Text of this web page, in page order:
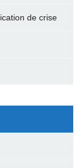
de crise